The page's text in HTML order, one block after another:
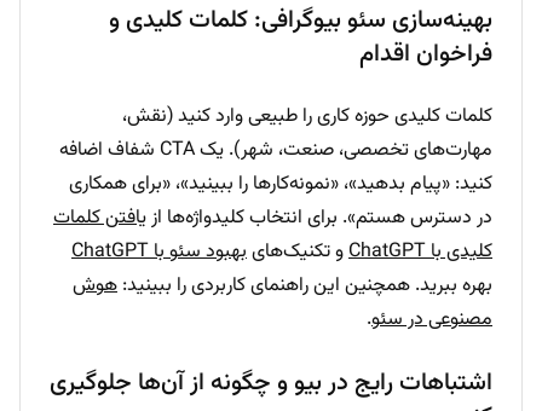
بهینه‌سازی سئو بیوگرافی: کلمات کلیدی و
فراخوان اقدام
کلمات کلیدی حوزه کاری را طبیعی وارد کنید (نقش،
مهارت‌های تخصصی، صنعت، شهر). یک CTA شفاف اضافه
کنید: «پیام بدهید»، «نمونه‌کارها را ببینید»، «برای همکاری
در دسترس هستم». برای انتخاب کلیدواژه‌ها ازیافتن کلمات
کلیدی با ChatGPT
و تکنیک‌هایبهبود سئو با ChatGPT
بهره ببرید. همچنین این راهنمای کاربردی را ببینید: هوش
مصنوعی در سئو.
اشتباهات رایج در بیو و چگونه از آن‌ها جلوگیری